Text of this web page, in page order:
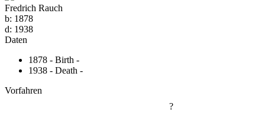
Fredrich Rauch
b: 1878
d: 1938
Daten
1878 - Birth -
1938 - Death -
Vorfahren
?